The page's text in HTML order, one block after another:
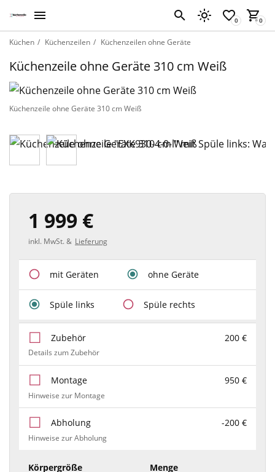
Küchen Küchenzeilen Küchenzeilen ohne Geräte
Küchenzeile ohne Geräte 310 cm Weiß
Küchenzeile ohne Geräte 310 cm Weiß
1 999 €
inkl. MwSt. & Lieferung
mit Geräten ohne Geräte
Spüle links Spüle rechts
Zubehör 200 €
Details zum Zubehör
Montage 950 €
Hinweise zur Montage
Abholung -200 €
Hinweise zur Abholung
Körpergröße Menge